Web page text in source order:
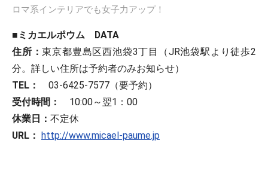
ロマ系インテリアでも女子力アップ！
■ミカエルポウム DATA
住所：東京都豊島区西池袋3丁目（JR池袋駅より徒歩2
分。詳しい住所は予約者のみお知らせ）
TEL： 03-6425-7577（要予約）
受付時間：
10:00～翌1：00
休業日： 不定休
URL：
http://www.micael-paume.jp